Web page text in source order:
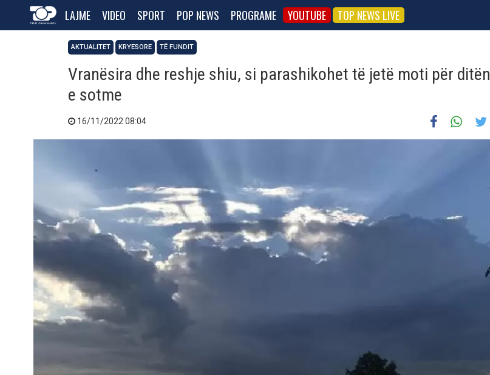
LAJME VIDEO SPORT POP NEWS PROGRAME YOUTUBE TOP NEWS LIVE
AKTUALITET KRYESORE TË FUNDIT
Vranësira dhe reshje shiu, si parashikohet të jetë moti për ditën
e sotme
16/11/2022 08:04